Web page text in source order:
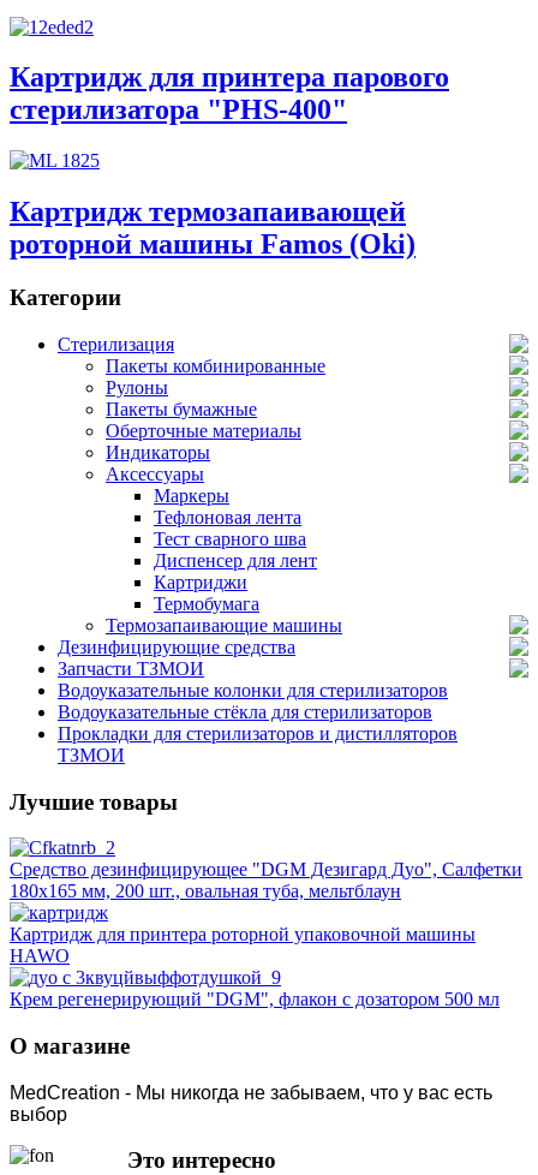
Картридж для принтера парового
стерилизатора "PHS-400"
Картридж термозапаивающей
роторной машины Famos (Oki)
Категории
Стерилизация
Пакеты комбинированные
Рулоны
Пакеты бумажные
Оберточные материалы
Индикаторы
Аксессуары
Маркеры
Тефлоновая лента
Тест сварного шва
Диспенсер для лент
Картриджи
Термобумага
Термозапаивающие машины
Дезинфицирующие средства
Запчасти ТЗМОИ
Водоуказательные колонки для стерилизаторов
Водоуказательные стёкла для стерилизаторов
Прокладки для стерилизаторов и дистилляторов
ТЗМОИ
Лучшие товары
Средство дезинфицирующее "DGM Дезигард Дуо", Салфетки
180х165 мм, 200 шт., овальная туба, мельтблаун
Картридж для принтера роторной упаковочной машины
HAWO
Крем регенерирующий "DGM", флакон с дозатором 500 мл
О магазине
MedCreation - Мы никогда не забываем, что у вас есть
выбор
Это интересно